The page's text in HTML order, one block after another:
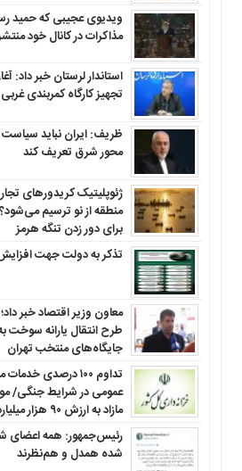
ویدیوی عجیبی که حمید
مذاکرات در کانال خود
استاندار لرستان خبر داد:
تجهیز کارگاه کمربندی
ظریف: ایران نباید سیاست
محور شرق تعریف کند
ژئوپلیتیک کریدورهای
منطقه‌ از نو ترسیم
برای دور زدن تنگه هرمز
تذکر به دولت جهت
معاون وزیر اقتصاد خبر
طرح انتقال یارانه سوخت
جایگاه‌های منتخب تهران
تداوم ۱۰۰ درصدی
مازاد به ارزش ۹۰ هزار میلیارد تومان
رئیس‌جمهور: همه اعضای
شده همدل و هم‌نظرند